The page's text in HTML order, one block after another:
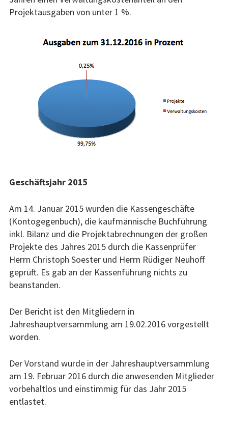
Projektausgaben von unter 1 %.
Geschäftsjahr 2015
Am 14. Januar 2015 wurden die Kassengeschäfte
(Kontogegenbuch), die kaufmännische Buchführung
inkl. Bilanz und die Projektabrechnungen der großen
Projekte des Jahres 2015 durch die Kassenprüfer
Herrn Christoph Soester und Herrn Rüdiger Neuhoff
geprüft. Es gab an der Kassenführung nichts zu
beanstanden.
Der Bericht ist den Mitgliedern in
Jahreshauptversammlung am 19.02.2016 vorgestellt
worden.
Der Vorstand wurde in der Jahreshauptversammlung
am 19. Februar 2016 durch die anwesenden Mitglieder
vorbehaltlos und einstimmig für das Jahr 2015
entlastet.